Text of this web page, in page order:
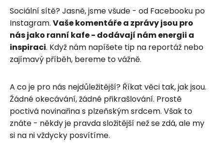
Sociální sítě? Jasně, jsme všude - od Facebooku po
Instagram. Vaše komentáře a zprávy jsou pro
nás jako ranní kafe - dodávají nám energii a
inspiraci. Když nám napíšete tip na reportáž nebo
zajímavý příběh, bereme to vážně.
A co je pro nás nejdůležitější? Říkat věci tak, jak jsou.
Žádné okecávání, žádné přikrašlování. Prostě
poctivá novinařina s plzeňským srdcem. Však to
znáte - někdy je pravda složitější než se zdá, ale my
si na ni vždycky posvítíme.